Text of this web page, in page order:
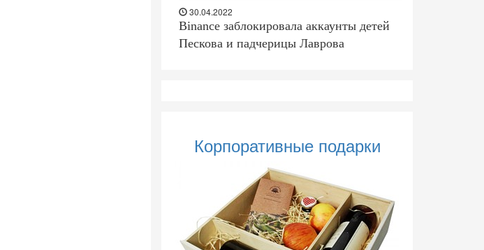
30.04.2022
Binance заблокировала аккаунты детей
Пескова и падчерицы Лаврова
Корпоративные подарки